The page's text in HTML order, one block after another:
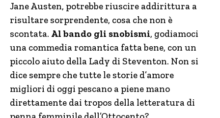
Jane Austen, potrebbe riuscire addirittura a
risultare sorprendente, cosa che non è
scontata. Al bando gli snobismi, godiamoci
una commedia romantica fatta bene, con un
piccolo aiuto della Lady di Steventon. Non si
dice sempre che tutte le storie d’amore
migliori di oggi pescano a piene mano
direttamente dai tropos della letteratura di